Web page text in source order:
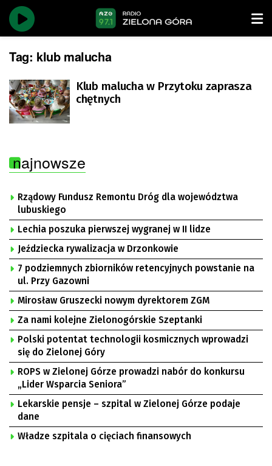
Tag: klub malucha
Klub malucha w Przytoku zaprasza
chętnych
najnowsze
Rządowy Fundusz Remontu Dróg dla województwa
lubuskiego
Lechia poszuka pierwszej wygranej w II lidze
Jeździecka rywalizacja w Drzonkowie
7 podziemnych zbiorników retencyjnych powstanie na
ul. Przy Gazowni
Mirosław Gruszecki nowym dyrektorem ZGM
Za nami kolejne Zielonogórskie Szeptanki
Polski potentat technologii kosmicznych wprowadzi
się do Zielonej Góry
ROPS w Zielonej Górze prowadzi nabór do konkursu
„Lider Wsparcia Seniora”
Lekarskie pensje – szpital w Zielonej Górze podaje
dane
Władze szpitala o cięciach finansowych